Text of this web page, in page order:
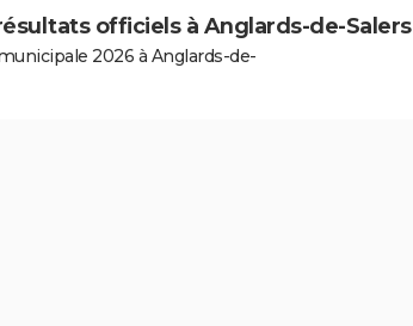
officiels à Anglards-de-Salers
2026 à Anglards-de-